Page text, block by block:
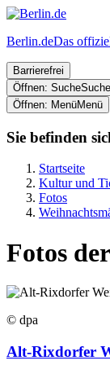
Berlin.deDas
Barrierefrei
Öffnen: SucheSuche
Öffnen: MenüMenü
Sie befinden
Startseite
Kultur und
Fotos
Fotos
© dpa
Alt-Rixdorfer